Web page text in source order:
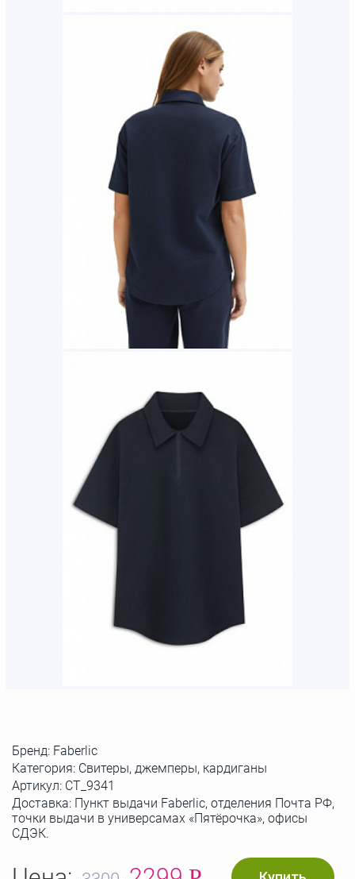
Бренд: Faberlic
Категория: Свитеры, джемперы, кардиганы
Артикул: СТ_9341
Доставка: Пункт выдачи Faberlic, отделения Почта РФ,
точки выдачи в универсамах «Пятёрочка», офисы
СДЭК.